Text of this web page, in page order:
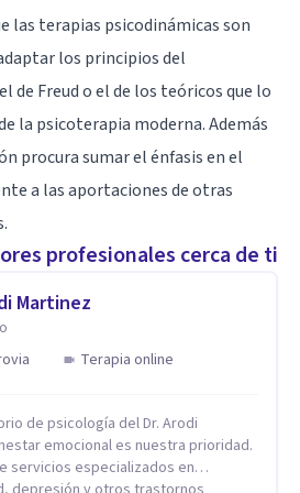
las terapias psicodinámicas son
los principios del
de Freud o el de los teóricos que lo
la psicoterapia moderna. Además
procura sumar el énfasis en el
a las aportaciones de otras
profesionales cerca de ti
Martinez
Terapia online
de psicología del Dr. Arodi
emocional es nuestra prioridad.
servicios especializados en